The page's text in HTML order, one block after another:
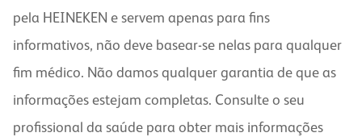
pela HEINEKEN e servem apenas para fins
informativos, não deve basear-se nelas para qualquer
fim médico. Não damos qualquer garantia de que as
informações estejam completas. Consulte o seu
profissional da saúde para obter mais informações